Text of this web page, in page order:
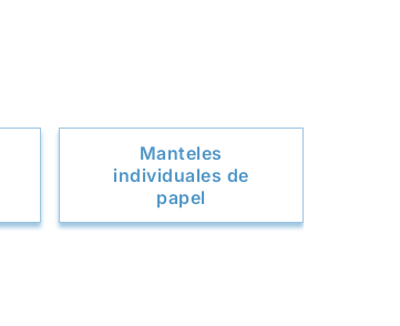
Manteles
individuales de
papel